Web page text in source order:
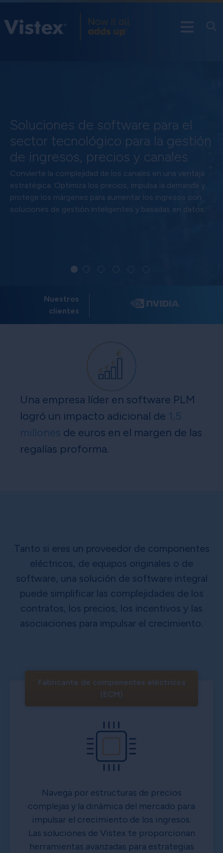
Soluciones de software para el
sector tecnológico para la gestión
de ingresos, precios y canales
Convierte la complejidad de los canales en una ventaja
estratégica. Optimiza los precios, impulsa la demanda y
protege los márgenes para aumentar los ingresos con
soluciones de gestión inteligentes y basadas en datos.
Nuestros
clientes
Una empresa líder en software PLM
logró un impacto adicional de 1,5
millones de euros en el margen de las
regalías proforma.
Tanto si eres un proveedor de componentes
eléctricos, de equipos originales o de
software, una solución de software integral
puede simplificar las complejidades de los
contratos, los precios, los incentivos y las
asociaciones para impulsar el crecimiento.
Fabricante de componentes eléctricos
(ECM)
Navega por estructuras de precios
complejas y la dinámica del mercado para
impulsar el crecimiento de los ingresos.
Las soluciones de Vistex te proporcionan
herramientas avanzadas para estrategias